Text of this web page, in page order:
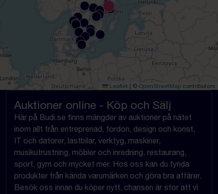
Leaflet © OpenStreetMap contributors
Auktioner online - Köp och Sälj
Här på Budi.se finns mängder av auktioner på nätet
inom allt från entreprenad, fordon, design och konst,
IT och datorer, lastbilar, verktyg, maskiner,
musikutrustning, möbler och inredning, restaurang,
sport, gym och mycket mer. Hos oss kan du fynda
produkter från kända varumärken och göra bra affärer.
Besök oss innan du köper nytt, chansen är stor att vi